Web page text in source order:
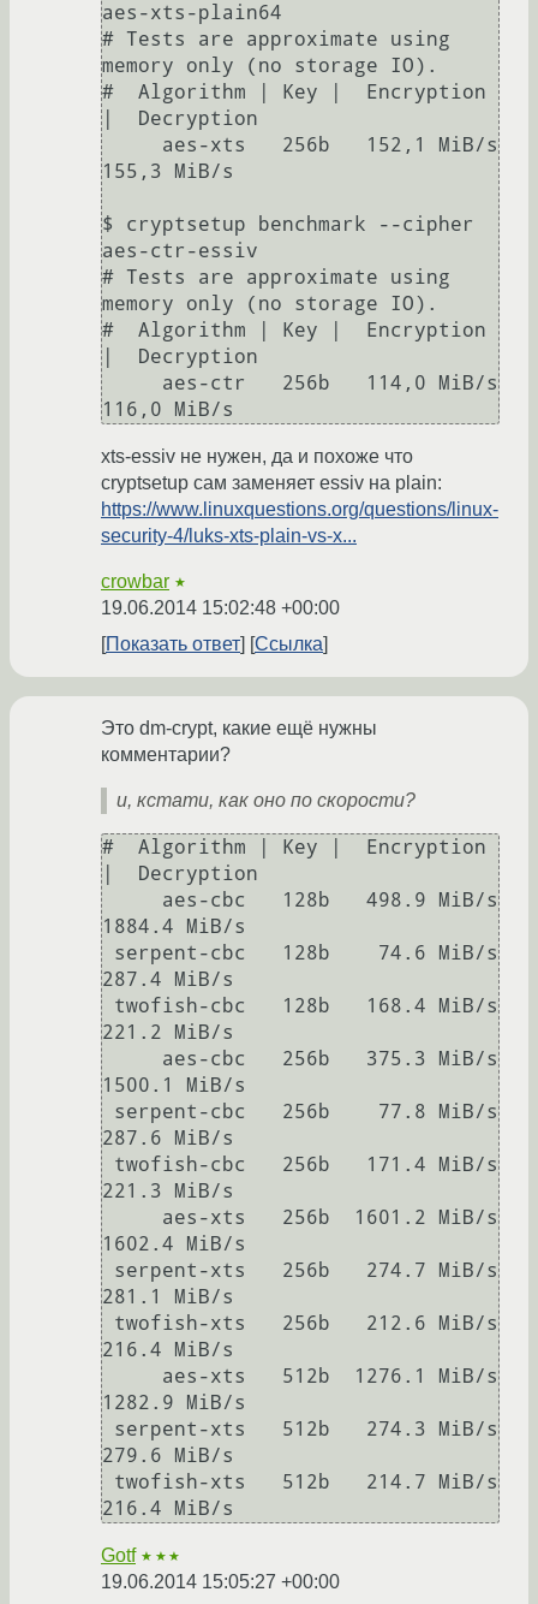
aes-xts-plain64
# Tests are approximate using
memory only (no storage IO).
#  Algorithm | Key |  Encryption
|  Decryption
155,3 MiB/s
$ cryptsetup benchmark --cipher
aes-ctr-essiv
# Tests are approximate using
memory only (no storage IO).
#  Algorithm | Key |  Encryption
|  Decryption
xts-essiv не нужен, да и похоже что
cryptsetup сам заменяет essiv на plain:
https://www.linuxquestions.org/questions/linux-
security-4/luks-xts-plain-vs-x...
crowbar ★
19.06.2014 15:02:48 +00:00
Показать ответ
Ссылка
Это dm-crypt, какие ещё нужны
комментарии?
и, кстати, как оно по скорости?
#  Algorithm | Key |  Encryption
|  Decryption
1884.4 MiB/s
287.4 MiB/s
221.2 MiB/s
1500.1 MiB/s
287.6 MiB/s
221.3 MiB/s
1602.4 MiB/s
281.1 MiB/s
216.4 MiB/s
1282.9 MiB/s
279.6 MiB/s
Gotf ★★★
19.06.2014 15:05:27 +00:00